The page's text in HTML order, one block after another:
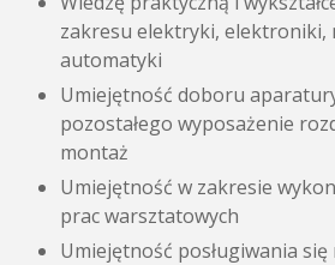
zakresu elektryki, elektroniki,
automatyki
Umiejętność doboru
pozostałego wyposażenie
montaż
Umiejętność w zakresie
prac warsztatowych
Umiejętność posługiwania